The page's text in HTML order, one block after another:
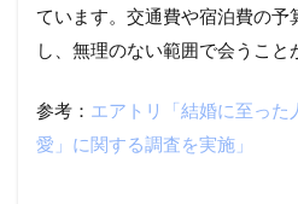
ています。交通費や宿泊費の予
し、無理のない範囲で会うこと
参考： エアトリ「結婚に至っ
愛」に関する調査を実施」